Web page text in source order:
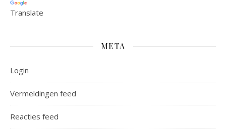
Translate
META
Login
Vermeldingen feed
Reacties feed